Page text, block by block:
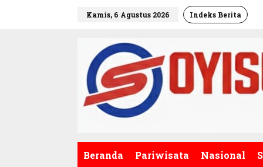
Kamis, 6 Agustus 2026 Indeks Berita
Beranda Pariwisata Nasional